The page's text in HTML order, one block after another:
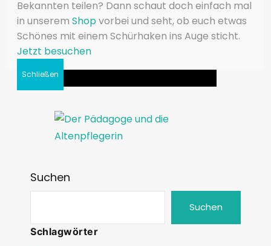
Suchen
Suchen
Schlagwörter
Bekannten teilen? Dann schaut doch einfach mal
in unserem Shopvorbei und seht, ob euch etwas
Schönes mit einem Schürhaken ins Auge sticht.
Jetzt besuchen